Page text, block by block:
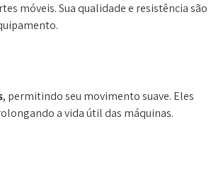
móveis. Sua qualidade e resistência são
, permitindo seu movimento suave. Eles
a vida útil das máquinas.